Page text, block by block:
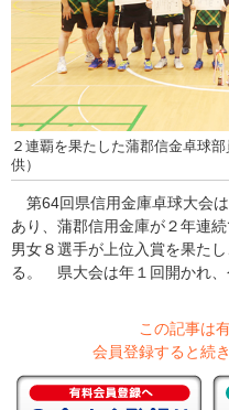
２連覇を果たした蒲郡信金卓球
供）
第64回県信用金庫卓球大会
あり、蒲郡信用金庫が２年連
男女８選手が上位入賞を果た
る。 県大会は年１回開かれ、
この記事は
会員登録すると続